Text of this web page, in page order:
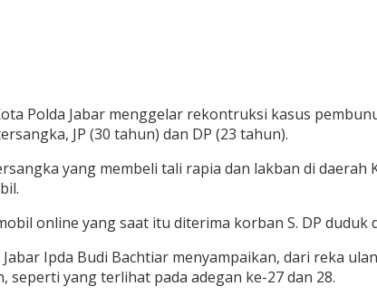
Polda Jabar menggelar rekontruksi kasus
JP (30 tahun) dan DP (23 tahun).
yang membeli tali rapia dan lakban di
online yang saat itu diterima korban S. DP
Ipda Budi Bachtiar menyampaikan, dari reka
yang terlihat pada adegan ke-27 dan 28.